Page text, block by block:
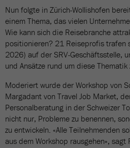
Nun folgte in Zürich-Wollishofen
einem Thema, das vielen
Wie kann sich die Reisebranche
positionieren? 21 Reiseprofis trafen
2026) auf der SRV-Geschäftsstelle,
und Ansätze rund um diese
Moderiert wurde der Workshop von
Margadant von Travel Job Market,
Personalberatung in der Schweizer
nicht nur, Probleme zu benennen,
zu entwickeln. «Alle Teilnehmenden
aus dem Workshop rausgehen», sagt